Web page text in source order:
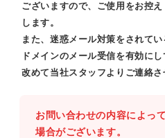
ございますので、ご使用をお控
します。
また、迷惑メール対策をされて
ドメインのメール受信を有効にし
改めて当社スタッフよりご連絡さ
お問い合わせの内容によっ
場合がございます。